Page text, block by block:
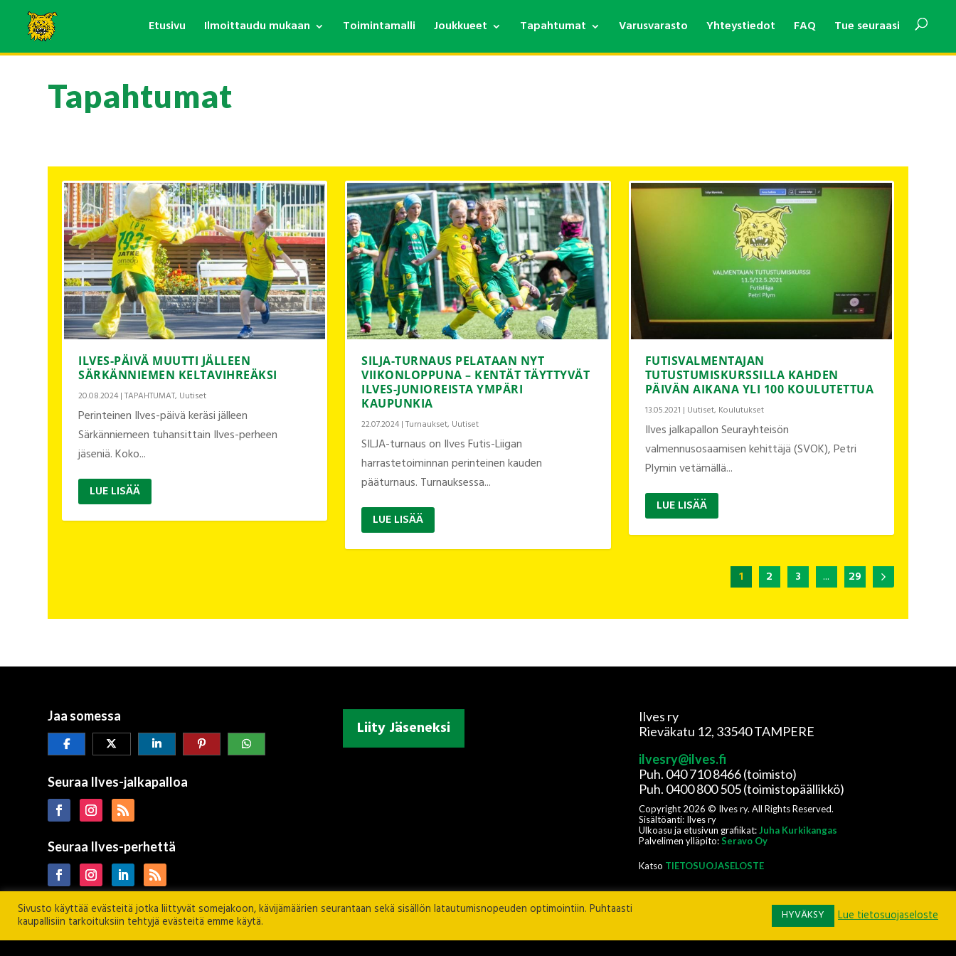
Etusivu Ilmoittaudu mukaan Toimintamalli Joukkueet Tapahtumat Varusvarasto Yhteystiedot FAQ Tue seuraasi
Tapahtumat
ILVES-PÄIVÄ MUUTTI JÄLLEEN
SÄRKÄNNIEMEN KELTAVIHREÄKSI
20.08.2024 |TAPAHTUMAT, Uutiset
Perinteinen Ilves-päivä keräsi jälleen
Särkänniemeen tuhansittain Ilves-perheen
jäseniä. Koko...
LUE LISÄÄ
SILJA-TURNAUS PELATAAN NYT
VIIKONLOPPUNA – KENTÄT TÄYTTYVÄT
ILVES-JUNIOREISTA YMPÄRI
KAUPUNKIA
22.07.2024 |Turnaukset, Uutiset
SILJA-turnaus on Ilves Futis-Liigan
harrastetoiminnan perinteinen kauden
pääturnaus. Turnauksessa...
LUE LISÄÄ
FUTISVALMENTAJAN
TUTUSTUMISKURSSILLA KAHDEN
PÄIVÄN AIKANA YLI 100 KOULUTETTUA
13.05.2021 | Uutiset, Koulutukset
Ilves jalkapallon Seurayhteisön
valmennusosaamisen kehittäjä (SVOK), Petri
Plymin vetämällä...
LUE LISÄÄ
1 2 3 ... 29
Jaa somessa
Seuraa Ilves-jalkapalloa
Seuraa Ilves-perhettä
Liity Jäseneksi
Ilves ry
Rieväkatu 12, 33540 TAMPERE
ilvesry@ilves.fi
Puh. 040 710 8466 (toimisto)
Puh. 0400 800 505 (toimistopäällikkö)
Copyright 2026 © Ilves ry. All Rights Reserved.
Sisältöanti: Ilves ry
Ulkoasu ja etusivun grafiikat: Juha Kurkikangas
Palvelimen ylläpito:Seravo Oy
Katso TIETOSUOJASELOSTE
Sivusto käyttää evästeitä jotka liittyvät somejakoon, kävijämäärien seurantaan sekä sisällön latautumisnopeuden optimointiin. Puhtaasti
kaupallisiin tarkoituksiin tehtyjä evästeitä emme käytä. HYVÄKSY Lue tietosuojaseloste